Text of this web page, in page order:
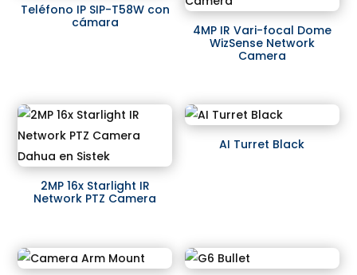
Teléfono IP SIP-T58W con
cámara
4MP IR Vari-focal Dome
WizSense Network
Camera
2MP 16x Starlight IR
Network PTZ Camera
AI Turret Black